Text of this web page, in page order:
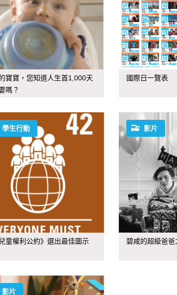
寶寶，您知道人生首1,000天
嗎？
國際日一覽表
學生行動
童權利公約》選出最佳圖示
影片
碧咸的超級爸爸
影片